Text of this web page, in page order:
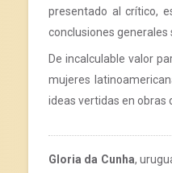
presentado al crítico,
conclusiones generales
De incalculable valor
mujeres
ideas vertidas en obras
Gloria da Cunha,